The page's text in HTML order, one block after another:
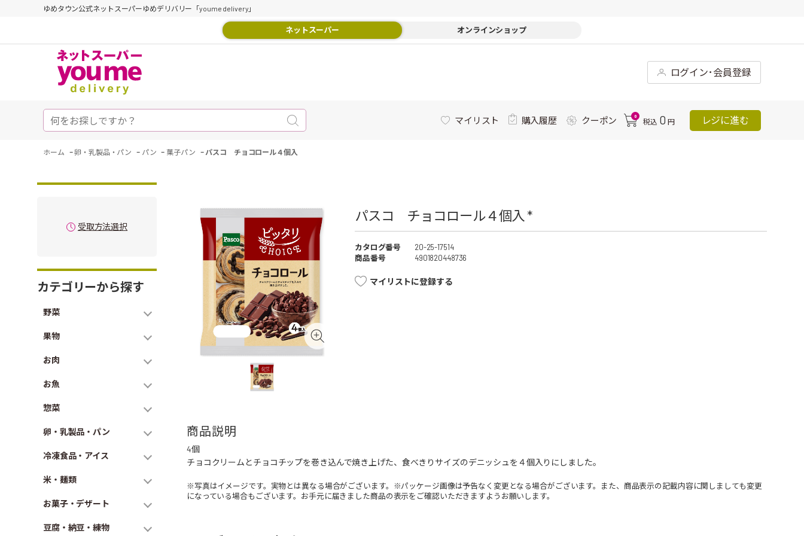
ゆめタウン公式ネットスーパーゆめデリバリー「youme delivery」
ネットスーパー オンラインショップ
ログイン･会員登録
マイリスト 購入履歴 クーポン 0
税込 0 円 レジに進む
ホーム -卵・乳製品・パン - パン -菓子パン - パスコ チョコロール４個入
受取方法選択
カテゴリーから探す
野菜
果物
お肉
お魚
惣菜
卵・乳製品・パン
冷凍食品・アイス
米・麺類
お菓子・デザート
豆腐・納豆・練物
パスコ チョコロール４個入 *
カタログ番号
20-25-17514
商品番号
4901820448736
マイリストに登録する
商品説明
4個
チョコクリームとチョコチップを巻き込んで焼き上げた、食べきりサイズのデニッシュを４個入りにしました。
※写真はイメージです。実物とは異なる場合がございます。※パッケージ画像は予告なく変更となる場合がございます。また、商品表示の記載内容に関しましても変更
になっている場合もございます。お手元に届きました商品の表示をご確認いただきますようお願いします。